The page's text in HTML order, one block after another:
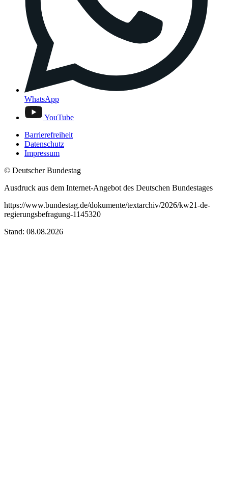
WhatsApp
YouTube
Barrierefreiheit
Datenschutz
Impressum
© Deutscher Bundestag
Ausdruck aus dem Internet-Angebot des Deutschen Bundestages
https://www.bundestag.de/dokumente/textarchiv/2026/kw21-de-
regierungsbefragung-1145320
Stand: 08.08.2026